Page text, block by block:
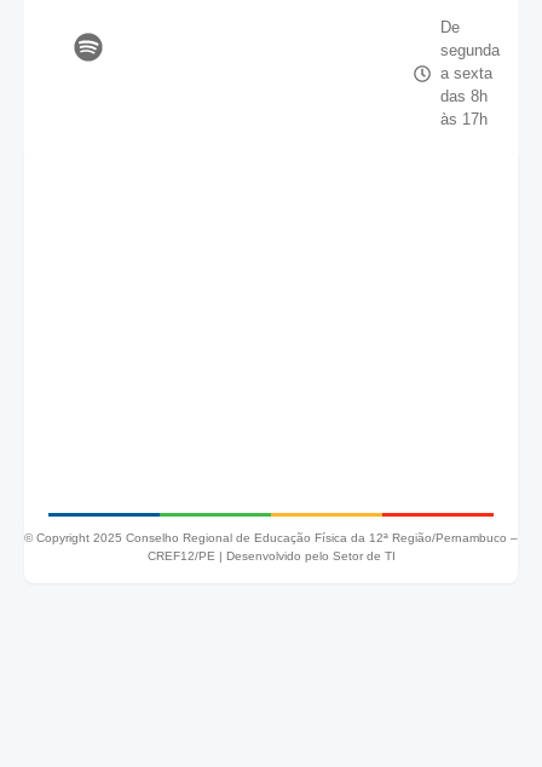
De
segunda
a sexta
das 8h
às 17h
© Copyright 2025 Conselho Regional de Educação Física da 12ª Região/Pernambuco –
CREF12/PE | Desenvolvido pelo Setor de TI